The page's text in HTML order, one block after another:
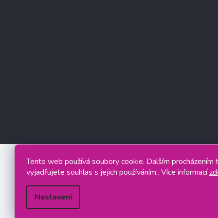
Tento web používá soubory cookie. Dalším
vyjadřujete souhlas s jejich používáním.. Více informací
Nastavení